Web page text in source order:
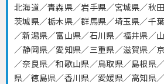
北海道／青森県／岩手県／宮城県／秋
茨城県／栃木県／群馬県／埼玉県／千
／新潟県／富山県／石川県／福井県／
／静岡県／愛知県／三重県／滋賀県／
／奈良県／和歌山県／鳥取県／島根県
県／徳島県／香川県／愛媛県／高知県